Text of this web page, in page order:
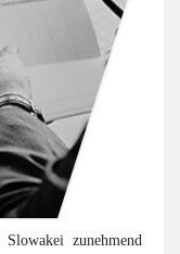
zunehmend